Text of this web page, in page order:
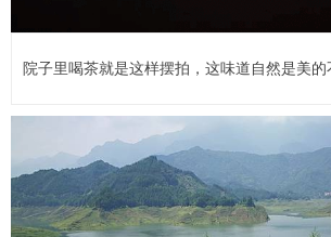
院子里喝茶就是这样摆拍，这味道自然是美的